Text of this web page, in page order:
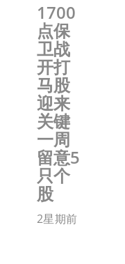
1700
点保
卫战
开打
马股
迎来
关键
一周
留意5
只个
股
2星期前